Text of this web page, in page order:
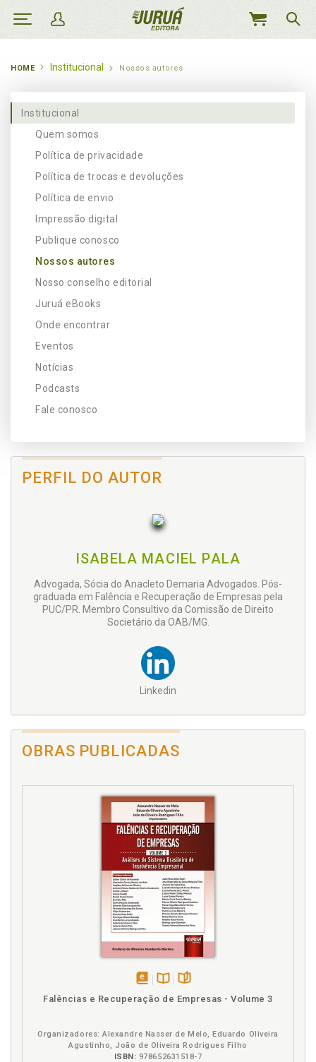
MEU
HOME Institucional Nossos autores
Institucional
Quem somos
Política de privacidade
Política de trocas e devoluções
Política de envio
Impressão digital
Publique conosco
Nossos autores
Nosso conselho editorial
Juruá eBooks
Onde encontrar
Eventos
Notícias
Podcasts
Fale conosco
PERFIL DO AUTOR
ISABELA MACIEL PALA
Advogada, Sócia do Anacleto Demaria Advogados. Pós-
graduada em Falência e Recuperação de Empresas pela
PUC/PR. Membro Consultivo da Comissão de Direito
Societário da OAB/MG.
Linkedin
OBRAS PUBLICADAS
em
Falências e Recuperação de Empresas - Volume 3
Organizadores: Alexandre Nasser de Melo, Eduardo Oliveira
Agustinho, João de Oliveira Rodrigues Filho
ISBN: 978652631518-7